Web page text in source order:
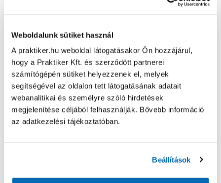
Weboldalunk sütiket használ
A praktiker.hu weboldal látogatásakor Ön hozzájárul,
hogy a Praktiker Kft. és szerződött partnerei
számítógépén sütiket helyezzenek el, melyek
segítségével az oldalon tett látogatásának adatait
webanalitikai és személyre szóló hirdetések
megjelenítése céljából felhasználják. Bővebb információ
az adatkezelési tájékoztatóban.
Beállítások
Oldal újratöltése